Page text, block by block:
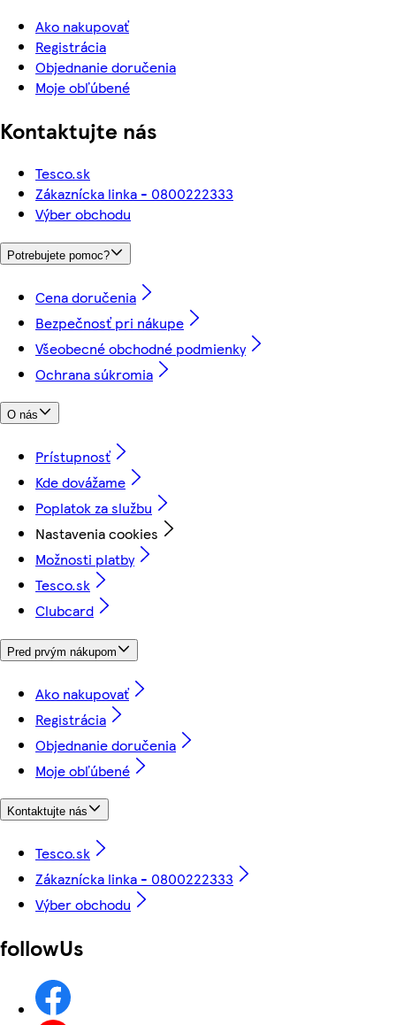
Ako nakupovať
Registrácia
Objednanie doručenia
Moje obľúbené
Kontaktujte nás
Tesco.sk
Zákaznícka linka - 0800222333
Výber obchodu
Potrebujete pomoc?
Cena doručenia
Bezpečnosť pri nákupe
Všeobecné obchodné podmienky
Ochrana súkromia
O nás
Prístupnosť
Kde dovážame
Poplatok za službu
Nastavenia cookies
Možnosti platby
Tesco.sk
Clubcard
Pred prvým nákupom
Ako nakupovať
Registrácia
Objednanie doručenia
Moje obľúbené
Kontaktujte nás
Tesco.sk
Zákaznícka linka - 0800222333
Výber obchodu
followUs